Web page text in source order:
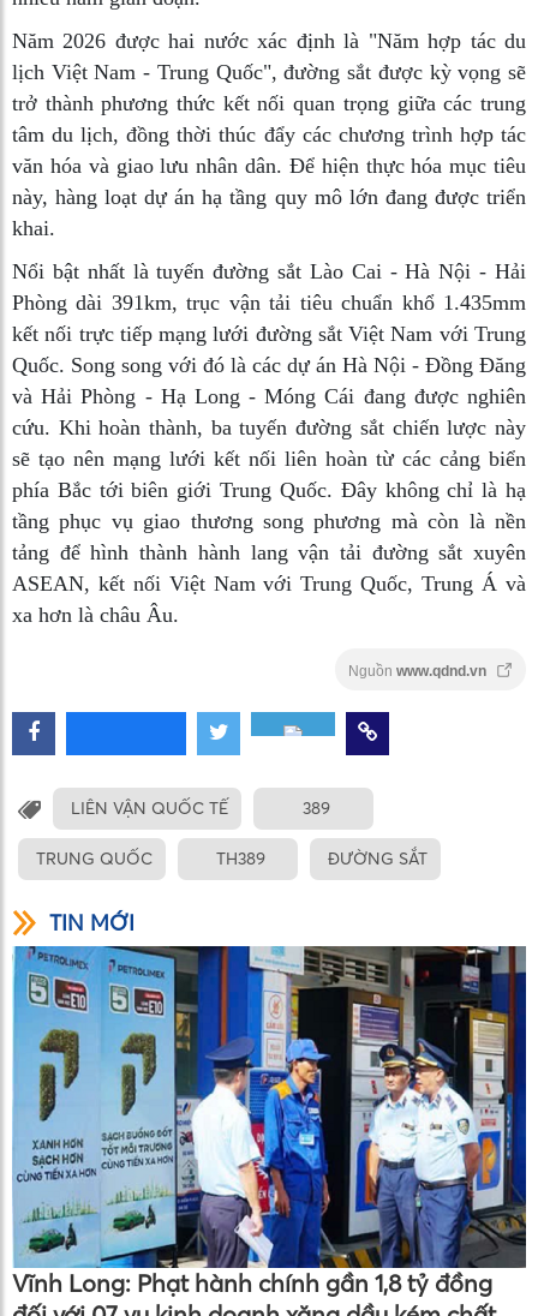
Năm 2026 được hai nước xác định là "Năm hợp tác du
lịch Việt Nam - Trung Quốc", đường sắt được kỳ vọng sẽ
trở thành phương thức kết nối quan trọng giữa các trung
tâm du lịch, đồng thời thúc đẩy các chương trình hợp tác
văn hóa và giao lưu nhân dân. Để hiện thực hóa mục tiêu
này, hàng loạt dự án hạ tầng quy mô lớn đang được triển
khai.
Nổi bật nhất là tuyến đường sắt Lào Cai - Hà Nội - Hải
Phòng dài 391km, trục vận tải tiêu chuẩn khổ 1.435mm
kết nối trực tiếp mạng lưới đường sắt Việt Nam với Trung
Quốc. Song song với đó là các dự án Hà Nội - Đồng Đăng
và Hải Phòng - Hạ Long - Móng Cái đang được nghiên
cứu. Khi hoàn thành, ba tuyến đường sắt chiến lược này
sẽ tạo nên mạng lưới kết nối liên hoàn từ các cảng biển
phía Bắc tới biên giới Trung Quốc. Đây không chỉ là hạ
tầng phục vụ giao thương song phương mà còn là nền
tảng để hình thành hành lang vận tải đường sắt xuyên
ASEAN, kết nối Việt Nam với Trung Quốc, Trung Á và
xa hơn là châu Âu.
Nguồn www.qdnd.vn
LIÊN VẬN QUỐC TẾ 389
TRUNG QUỐC TH389 ĐƯỜNG SẮT
TIN MỚI
Vĩnh Long: Phạt hành chính gần 1,8 tỷ đồng